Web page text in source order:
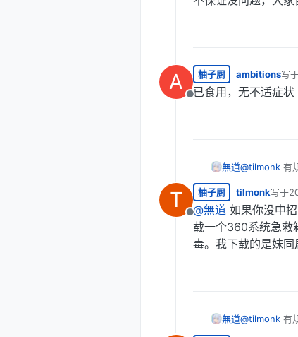
A
离线
柚子厨 ambitions写
最
已食用，无不适症状
無道@tilmonk 有
T
离线
柚子厨 tilmonk写于
最后
@無道 如果你没中
载一个360系统急救
毒。我下载的是妹同
無道@tilmonk 有